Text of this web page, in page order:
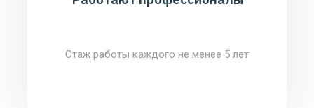
Стаж работы каждого не менее 5 лет